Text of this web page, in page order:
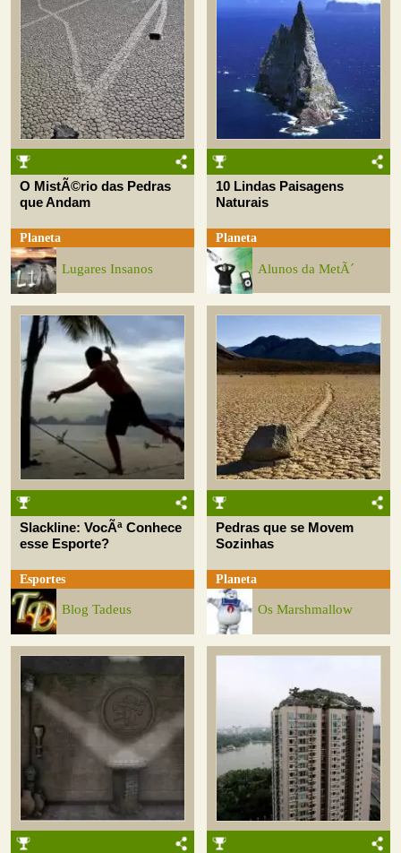
O MistÃ©rio das Pedras
que Andam
Planeta
Lugares Insanos
10 Lindas Paisagens
Naturais
Planeta
Alunos da MetÃ´
Slackline: VocÃª Conhece
esse Esporte?
Esportes
Blog Tadeus
Pedras que se Movem
Sozinhas
Planeta
Os Marshmallow